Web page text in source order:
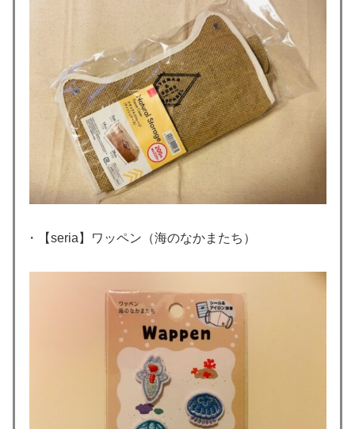
・【seria】ワッペン（海のなかまたち）